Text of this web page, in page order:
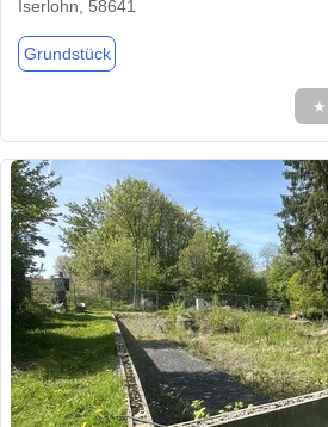
Iserlohn, 58641
Grundstück
★